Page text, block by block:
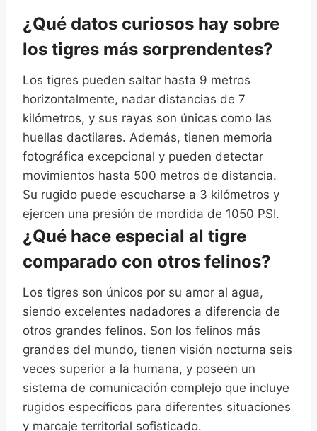
¿Qué datos curiosos hay sobre
los tigres más sorprendentes?
Los tigres pueden saltar hasta 9 metros
horizontalmente, nadar distancias de 7
kilómetros, y sus rayas son únicas como las
huellas dactilares. Además, tienen memoria
fotográfica excepcional y pueden detectar
movimientos hasta 500 metros de distancia.
Su rugido puede escucharse a 3 kilómetros y
ejercen una presión de mordida de 1050 PSI.
¿Qué hace especial al tigre
comparado con otros felinos?
Los tigres son únicos por su amor al agua,
siendo excelentes nadadores a diferencia de
otros grandes felinos. Son los felinos más
grandes del mundo, tienen visión nocturna seis
veces superior a la humana, y poseen un
sistema de comunicación complejo que incluye
rugidos específicos para diferentes situaciones
y marcaje territorial sofisticado.